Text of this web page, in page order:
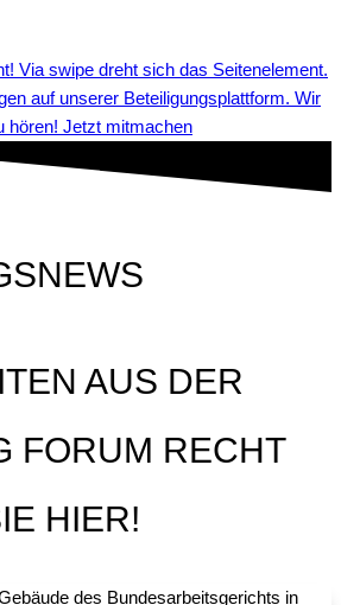
auf unserer Beteiligungsplattform. Wir
hören! Jetzt mitmachen
AUS DER
FORUM RECHT
HIER!